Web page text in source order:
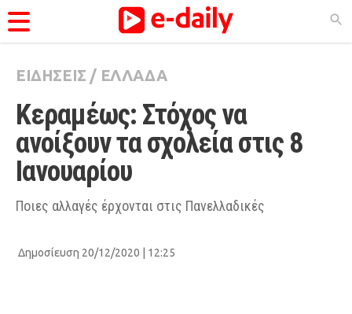
ΚΑΤΗΓΟΡΊΕΣ
Ειδήσεις
Θέματα
Videos
Podcasts
Life
ΕΙΔΗΣΕΙΣ / ΕΛΛΑΔΑ
Κεραμέως: Στόχος να
ανοίξουν τα σχολεία στις 8
Ιανουαρίου
Ποιες αλλαγές έρχονται στις Πανελλαδικές
Δημοσίευση 20/12/2020 | 12:25